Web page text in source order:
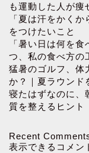
も運動した人が痩
「夏は汗をかく
をつけたいこと
「暑い日は何を
つ、私の食べ方の
猛暑のゴルフ、体
か？｜夏ラウンド
寝たはずなのに、
質を整えるヒント
Recent
表示できるコメン